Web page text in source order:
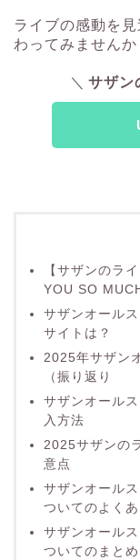
ライブの感動を
わってみませんか
サザン
【サザンのラ
YOU SO
サザンオール
サイトは？
2025年サザン
（振り返り
サザンオール
入方法
2025サザンの
意点
サザンオール
ついてのよく
サザンオール
ついてのまとめ